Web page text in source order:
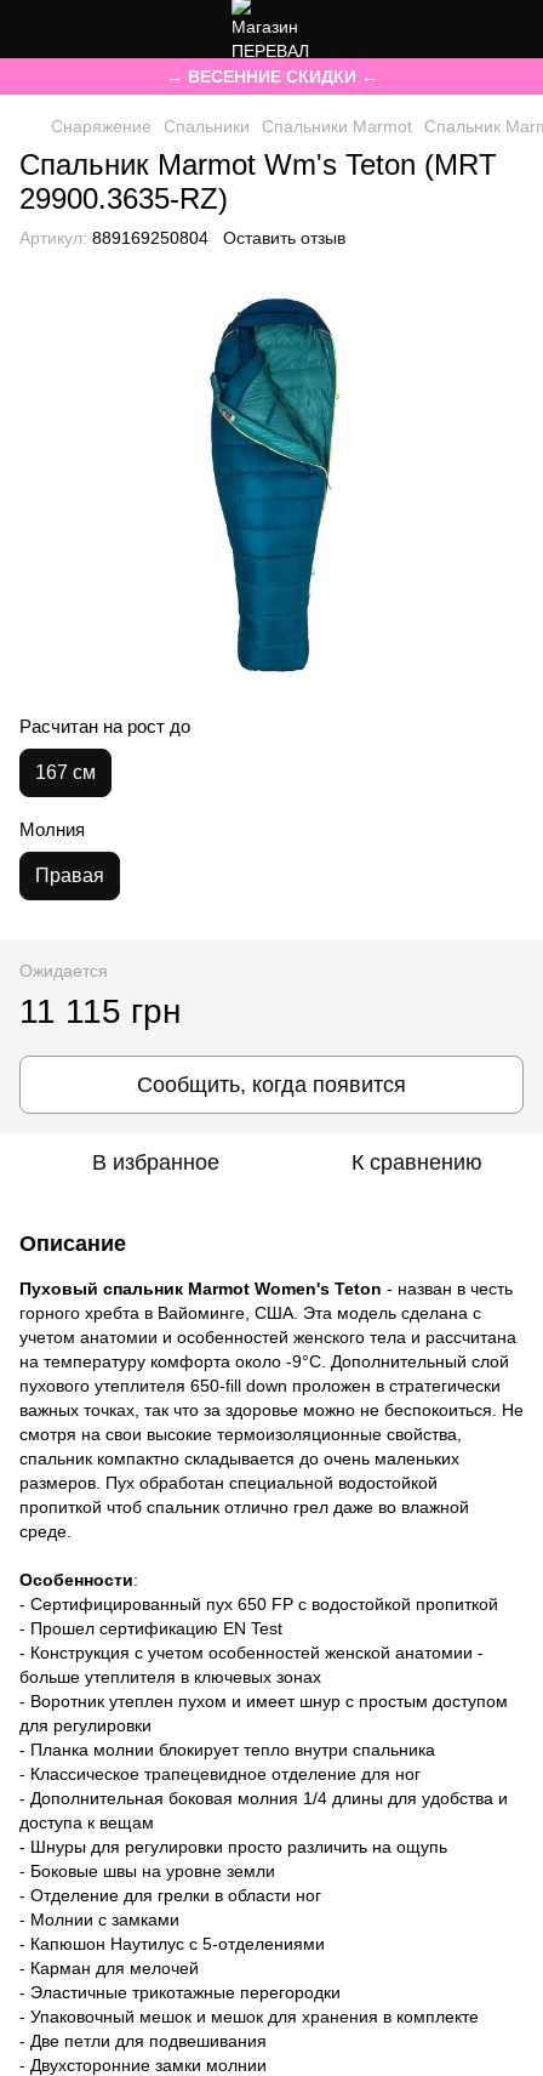
→ ВЕСЕННИЕ СКИДКИ ←
Снаряжение Спальники Спальники Marmot Спальник
Спальник Marmot Wm's Teton (MRT
29900.3635-RZ)
Артикул: 889169250804 Оставить отзыв
Расчитан на рост до
167 см
Молния
Правая
Ожидается
11 115 грн
Сообщить, когда появится
В избранное К сравнению
Описание
Пуховый спальник Marmot Women's Teton - назван в честь
горного хребта в Вайоминге, США. Эта модель сделана с
учетом анатомии и особенностей женского тела и рассчитана
на температуру комфорта около -9°C. Дополнительный слой
пухового утеплителя 650-fill down проложен в стратегически
важных точках, так что за здоровье можно не беспокоиться. Не
смотря на свои высокие термоизоляционные свойства,
спальник компактно складывается до очень маленьких
размеров. Пух обработан специальной водостойкой
пропиткой чтоб спальник отлично грел даже во влажной
среде.
Особенности:
- Сертифицированный пух 650 FP с водостойкой пропиткой
- Прошел сертификацию EN Test
- Конструкция с учетом особенностей женской анатомии -
больше утеплителя в ключевых зонах
- Воротник утеплен пухом и имеет шнур с простым доступом
для регулировки
- Планка молнии блокирует тепло внутри спальника
- Классическое трапецевидное отделение для ног
- Дополнительная боковая молния 1/4 длины для удобства и
доступа к вещам
- Шнуры для регулировки просто различить на ощупь
- Боковые швы на уровне земли
- Отделение для грелки в области ног
- Молнии с замками
- Капюшон Наутилус с 5-отделениями
- Карман для мелочей
- Эластичные трикотажные перегородки
- Упаковочный мешок и мешок для хранения в комплекте
- Две петли для подвешивания
- Двухсторонние замки молнии